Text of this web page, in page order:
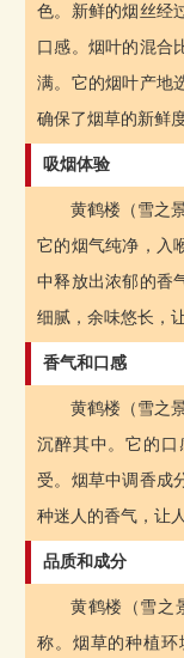
色。新鲜的烟丝经
口感。烟叶的混合
满。它的烟叶产地
确保了烟草的新鲜
吸烟体验
黄鹤楼（雪之
它的烟气纯净，入
中释放出浓郁的香
细腻，余味悠长，
香气和口感
黄鹤楼（雪之
沉醉其中。它的
受。烟草中调香成
种迷人的香气，让
品质和成分
黄鹤楼（雪之
称。烟草的种植